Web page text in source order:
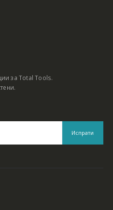
за Total Tools.